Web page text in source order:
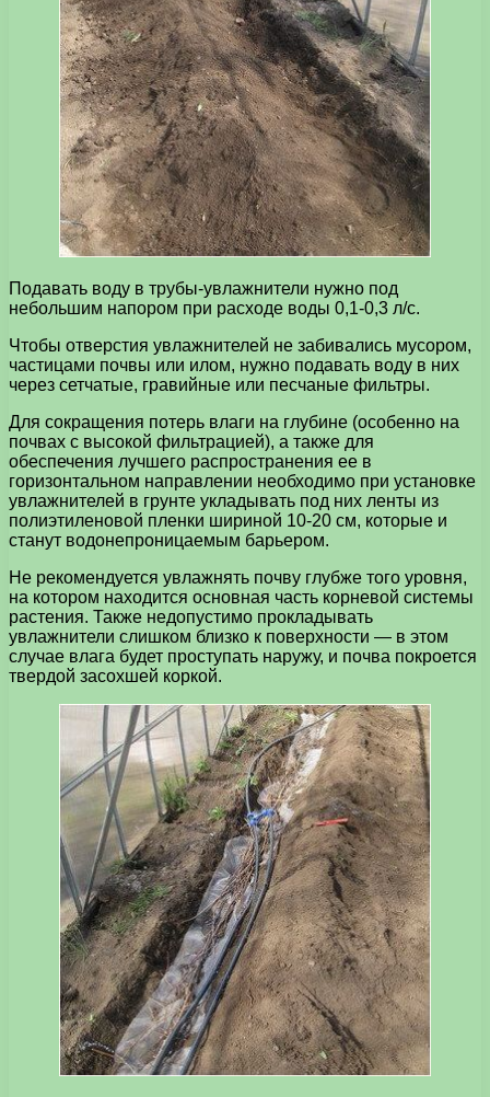
Подавать воду в трубы-увлажнители нужно под
небольшим напором при расходе воды 0,1-0,3 л/с.
Чтобы отверстия увлажнителей не забивались мусором,
частицами почвы или илом, нужно подавать воду в них
через сетчатые, гравийные или песчаные фильтры.
Для сокращения потерь влаги на глубине (особенно на
почвах с высокой фильтрацией), а также для
обеспечения лучшего распространения ее в
горизонтальном направлении необходимо при установке
увлажнителей в грунте укладывать под них ленты из
полиэтиленовой пленки шириной 10-20 см, которые и
станут водонепроницаемым барьером.
Не рекомендуется увлажнять почву глубже того уровня,
на котором находится основная часть корневой системы
растения. Также недопустимо прокладывать
увлажнители слишком близко к поверхности — в этом
случае влага будет проступать наружу, и почва покроется
твердой засохшей коркой.